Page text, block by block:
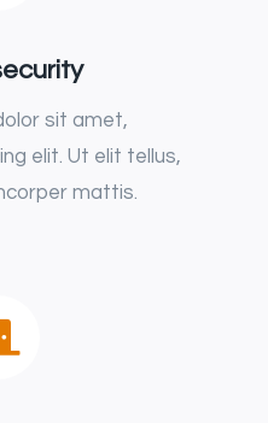
sit amet,
elit. Ut elit tellus,
mattis.